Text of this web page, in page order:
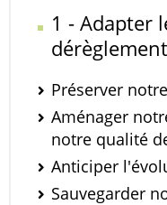
1 - Adapter
Préserver
Aménager
notre qualité
Anticiper
Sauvegarder